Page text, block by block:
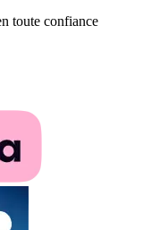
toute confiance